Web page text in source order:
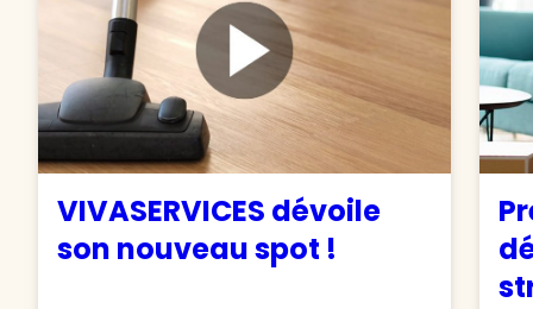
VIVASERVICES dévoile
son nouveau spot !